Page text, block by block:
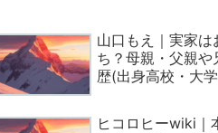
山口もえ｜実家は
ち？母親・父親や
歴(出身高校・大
ヒコロヒーwiki｜